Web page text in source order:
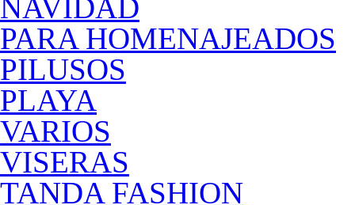
NAVIDAD
PARA HOMENAJEADOS
PILUSOS
PLAYA
VARIOS
VISERAS
TANDA FASHION